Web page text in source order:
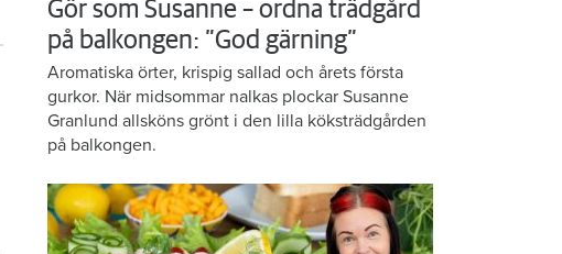
Gör som Susanne – ordna trädgård
på balkongen: ”God gärning”
Aromatiska örter, krispig sallad och årets första
gurkor. När midsommar nalkas plockar Susanne
Granlund allsköns grönt i den lilla köksträdgården
på balkongen.